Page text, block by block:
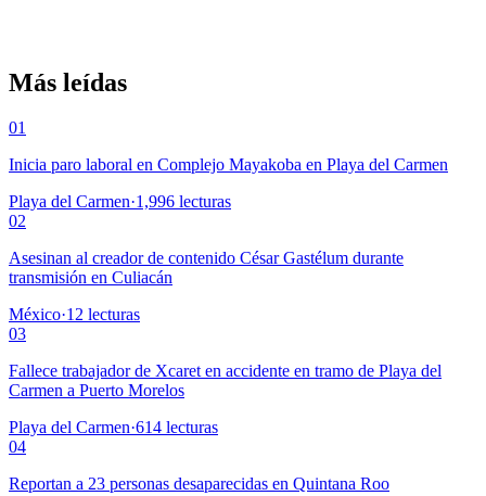
Más leídas
01
Inicia paro laboral en Complejo Mayakoba en Playa del Carmen
Playa del Carmen·1,996 lecturas
02
Asesinan al creador de contenido César Gastélum durante
transmisión en Culiacán
México·12 lecturas
03
Fallece trabajador de Xcaret en accidente en tramo de Playa del
Carmen a Puerto Morelos
Playa del Carmen·614 lecturas
04
Reportan a 23 personas desaparecidas en Quintana Roo